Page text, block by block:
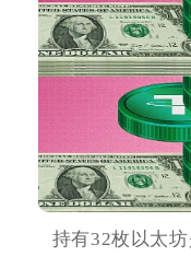
持有32枚以太